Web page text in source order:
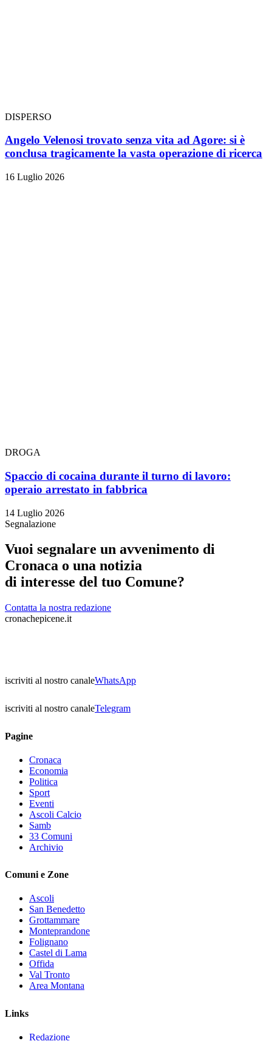
DISPERSO
Angelo Velenosi trovato senza vita ad Agore: si è
conclusa tragicamente la vasta operazione di ricerca
16 Luglio 2026
DROGA
Spaccio di cocaina durante il turno di lavoro:
operaio arrestato in fabbrica
14 Luglio 2026
Segnalazione
Vuoi segnalare un avvenimento di
Cronaca o una notizia
di interesse del tuo Comune?
Contatta la nostra redazione
cronachepicene.it
iscriviti al nostro canaleWhatsApp
iscriviti al nostro canaleTelegram
Pagine
Cronaca
Economia
Politica
Sport
Eventi
Ascoli Calcio
Samb
33 Comuni
Archivio
Comuni e Zone
Ascoli
San Benedetto
Grottammare
Monteprandone
Folignano
Castel di Lama
Offida
Val Tronto
Area Montana
Links
Redazione